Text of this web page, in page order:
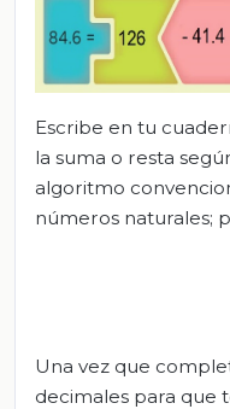
Escribe en tu
la suma o resta
algoritmo
números naturales;
Una vez que
decimales para que